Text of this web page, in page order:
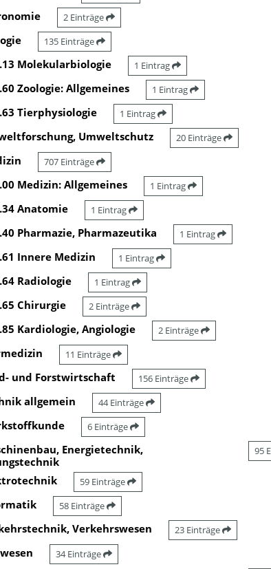
2 Einträge
135 Einträge
Molekularbiologie 1 Eintrag
Zoologie: Allgemeines 1 Eintrag
Tierphysiologie 1 Eintrag
Umweltschutz 20 Einträge
707 Einträge
Medizin: Allgemeines 1 Eintrag
Anatomie 1 Eintrag
Pharmazie, Pharmazeutika 1 Eintrag
Innere Medizin 1 Eintrag
Radiologie 1 Eintrag
Chirurgie 2 Einträge
Kardiologie, Angiologie 2 Einträge
11 Einträge
und Forstwirtschaft 156 Einträge
allgemein 44 Einträge
6 Einträge
Energietechnik,
95
59 Einträge
58 Einträge
Verkehrswesen 23 Einträge
34 Einträge